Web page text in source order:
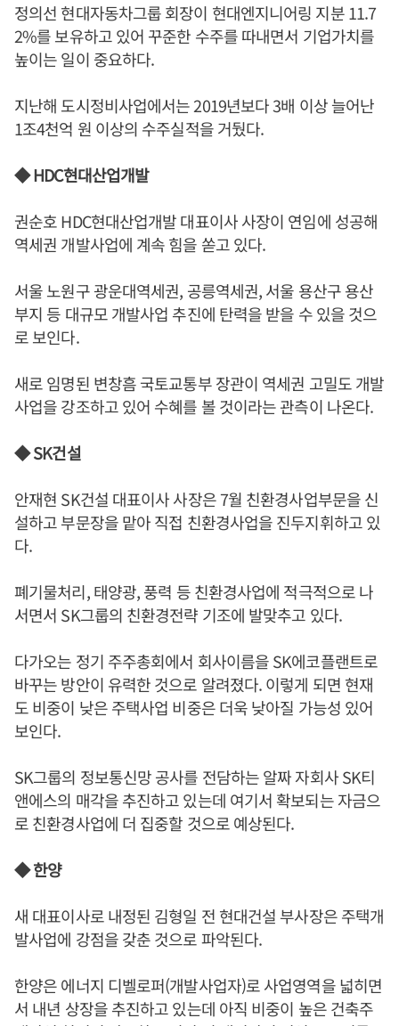
정의선 현대자동차그룹 회장이 현대엔지니어링 지분 11.7
2%를 보유하고 있어 꾸준한 수주를 따내면서 기업가치를
높이는 일이 중요하다.
지난해 도시정비사업에서는 2019년보다 3배 이상 늘어난
1조4천억 원 이상의 수주실적을 거뒀다.
◆ HDC현대산업개발
권순호 HDC현대산업개발 대표이사 사장이 연임에 성공해
역세권 개발사업에 계속 힘을 쏟고 있다.
서울 노원구 광운대역세권, 공릉역세권, 서울 용산구 용산
부지 등 대규모 개발사업 추진에 탄력을 받을 수 있을 것으
로 보인다.
새로 임명된 변창흠 국토교통부 장관이 역세권 고밀도 개발
사업을 강조하고 있어 수혜를 볼 것이라는 관측이 나온다.
◆ SK건설
안재현 SK건설 대표이사 사장은 7월 친환경사업부문을 신
설하고 부문장을 맡아 직접 친환경사업을 진두지휘하고 있
다.
폐기물처리, 태양광, 풍력 등 친환경사업에 적극적으로 나
서면서 SK그룹의 친환경전략 기조에 발맞추고 있다.
다가오는 정기 주주총회에서 회사이름을 SK에코플랜트로
바꾸는 방안이 유력한 것으로 알려졌다. 이렇게 되면 현재
도 비중이 낮은 주택사업 비중은 더욱 낮아질 가능성 있어
보인다.
SK그룹의 정보통신망 공사를 전담하는 알짜 자회사 SK티
앤에스의 매각을 추진하고 있는데 여기서 확보되는 자금으
로 친환경사업에 더 집중할 것으로 예상된다.
◆ 한양
새 대표이사로 내정된 김형일 전 현대건설 부사장은 주택개
발사업에 강점을 갖춘 것으로 파악된다.
한양은 에너지 디벨로퍼(개발사업자)로 사업영역을 넓히면
서 내년 상장을 추진하고 있는데 아직 비중이 높은 건축주